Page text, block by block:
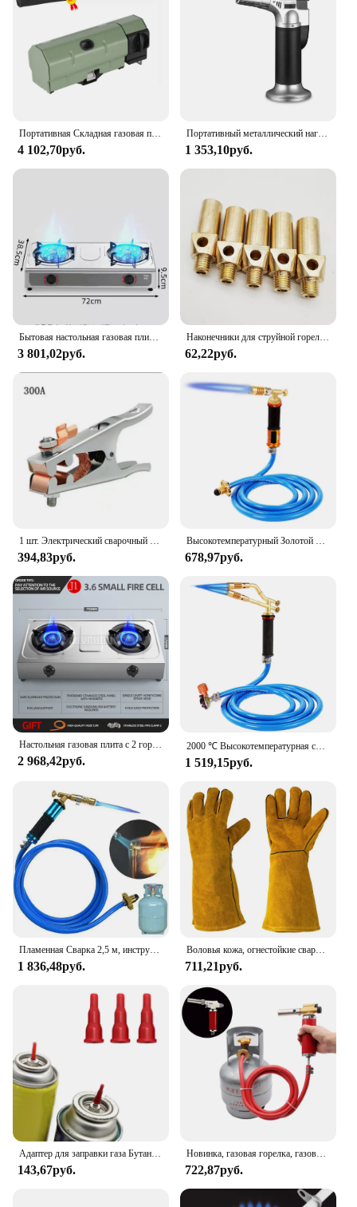
and suppliers ensures that you can find it easily,
making it an ideal choice for both personal and
professional use.
Портативная Складная газовая плита, 2600 Вт, для кемпинга, походов, барбекю, путешествий, приготовления пищи на гриле, плита, кассета, газовая горелка
4 102,70руб.
Портативный металлический нагревательный гриль для барбекю, кухонная Регулируемая лампа с бутановым газом, освежитель пламени
1 353,10руб.
Бытовая настольная газовая плита с двумя отверстиями для приготовления пищи
3 801,02руб.
Наконечники для струйной горелки из латуни, пропана, природного газа премиум-класса, 12, 20 и 32 наконечников
62,22руб.
1 шт. Электрический сварочный аппарат Заземляющий зажим 800A-1000A Соединительный зажим аргоновая дуговая сварочная машина Заземляющий зажим 300A 500A Заземляющий зажим
394,83руб.
Высокотемпературный Золотой Серебряный плавильный фонарь с газовым шлангом 2,5 м, ручной медный алюминиевый Железный сварочный фонарь, огнемет сжиженного нефтяного газа
678,97руб.
Настольная газовая плита с 2 горелками, двойная горелка из нержавеющей стали, бытовая печь с сильным огнем, сжиженный природный коцинный газ
2 968,42руб.
2000 ℃ Высокотемпературная сварочная горелка, серебристая, медь, алюминий, сварочные инструменты, пропановая газовая горелка для сжиженного нефтяного газа с разъемом типа укуса
1 519,15руб.
Пламенная Сварка 2,5 м, инструмент для пайки из меди и алюминия, Сжиженный пропановый газ, товар для плавления драгоценных металлов
1 836,48руб.
Воловья кожа, огнестойкие сварочные рабочие перчатки, жаростойкие металлические, желтые перчатки, пайка, Сварочная Техника
711,21руб.
143,67руб.
Новинка, газовая горелка, газовая горелка для кемпинга, газовая плита, используется для подключения газового бака для приготовления пищи, кемпинга, уличный инструмент
722,87руб.